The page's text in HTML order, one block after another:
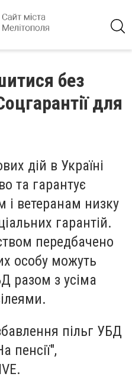
без
для
дій в Україні
та гарантує
і ветеранам низку
гарантій.
передбачено
особу можуть
разом з усіма
пільг УБД
пенсії",